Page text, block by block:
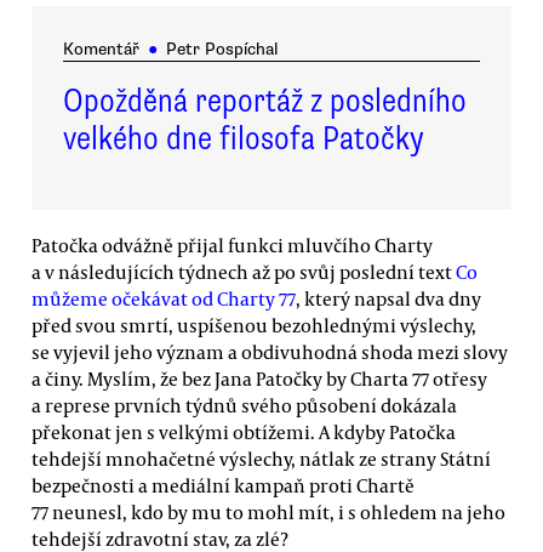
Komentář ● Petr Pospíchal
Opožděná reportáž z posledního
velkého dne filosofa Patočky
Patočka odvážně přijal funkci mluvčího Charty
a v následujících týdnech až po svůj poslední textCo
můžeme očekávat od Charty 77, který napsal dva dny
před svou smrtí, uspíšenou bezohlednými výslechy,
se vyjevil jeho význam a obdivuhodná shoda mezi slovy
a činy. Myslím, že bez Jana Patočky by Charta 77 otřesy
a represe prvních týdnů svého působení dokázala
překonat jen s velkými obtížemi. A kdyby Patočka
tehdejší mnohačetné výslechy, nátlak ze strany Státní
bezpečnosti a mediální kampaň proti Chartě
77 neunesl, kdo by mu to mohl mít, i s ohledem na jeho
tehdejší zdravotní stav, za zlé?